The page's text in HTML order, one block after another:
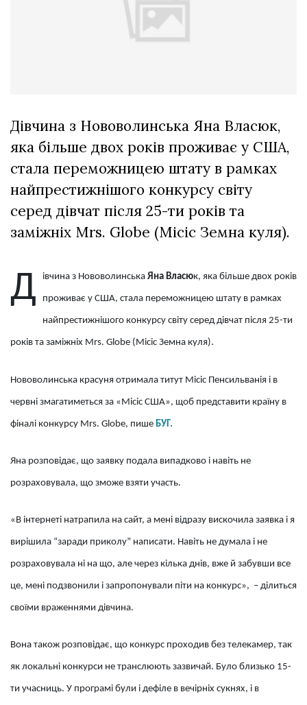
Спартакіада
Лайф
Афіша
ZONE 18+
Контакти
Політика конфіденційності
Дівчина з Нововолинська Яна Власюк,
яка більше двох років проживає у США,
стала переможницею штату в рамках
найпрестижнішого конкурсу світу
серед дівчат після 25-ти років та
заміжніх Mrs. Globe (Місіс Земна куля).
Д івчина з Нововолинська Яна Власюк, яка більше двох років
проживає у США, стала переможницею штату в рамках
найпрестижнішого конкурсу світу серед дівчат після 25-ти
років та заміжніх Mrs. Globe (Місіс Земна куля).
Нововолинська красуня отримала титут Місіс Пенсильванія і в
червні змагатиметься за «Місіс США», щоб представити країну в
фіналі конкурсу Mrs. Globe, пише БУГ.
Яна розповідає, що заявку подала випадково і навіть не
розраховувала, що зможе взяти участь.
«В інтернеті натрапила на сайт, а мені відразу вискочила заявка і я
вирішила “заради приколу” написати. Навіть не думала і не
розраховувала ні на що, але через кілька днів, вже й забувши все
це, мені подзвонили і запропонували піти на конкурс», – ділиться
своїми враженнями дівчина.
Вона також розповідає, що конкурс проходив без телекамер, так
як локальні конкурси не транслюють зазвичай. Було близько 15-
ти учасниць. У програмі були і дефіле в вечірніх сукнях, і в